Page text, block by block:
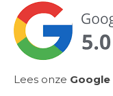
Lees onze Google